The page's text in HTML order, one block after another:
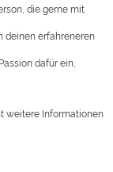
die gerne mit
deinen erfahreneren
dafür ein,
weitere Informationen